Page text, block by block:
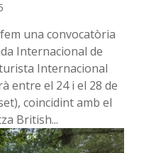
una convocatòria
Internacional de
Internacional
entre el 24 i el 28 de
coincidint amb el
British...